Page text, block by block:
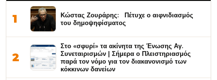
1
Κώστας Ζουράρης: Πέτυχε ο αιφνιδιασμός
του δημοψηφίσματος
2
Στο «σφυρί» τα ακίνητα της Ένωσης Αγ.
Συνεταιρισμών | Σήμερα ο Πλειστηριασμός
παρά τον νόμο για τον διακανονισμό των
κόκκινων δανείων